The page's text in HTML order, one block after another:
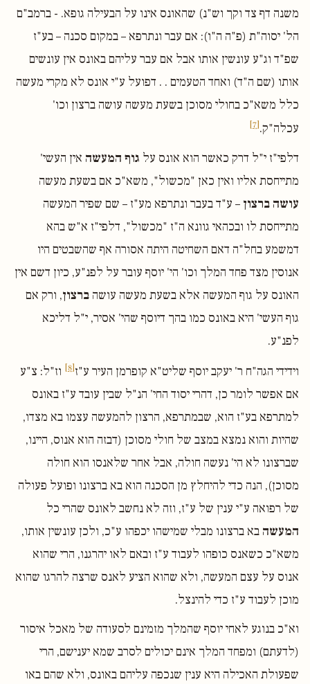
משנה דף צד וקך וש"נ) שהאונס אינו על הבעילה גופא. - ברמב"ם
הל' יסוה"ת (פ"ה ה"ו): אם עבר ונתרפא – במקום סכנה – בע"ז
שפ"ד וג"ע עונשין אותו אבל אם עבר עליהם באונס אין עונשים
אותו (שם ה"ד) ואחד הטעמים . . דפועל ע"י אונס לא מקרי מעשה
כלל משא"כ בחולי מסוכן בשעת מעשה עושה ברצון וכו'
עכלה"ק.[7]
דלפי"ז י"ל דרק כאשר הוא אונס על גוף המעשה אין העשי'
מתייחסת אליו ואין כאן "מכשול", משא"כ אם בשעת מעשה
עושה ברצון – ע"ד בעבר ונתרפא מע"ז – שם שפיר המעשה
מתייחסת לו ובכהאי גוונא ה"ז "מכשול", דלפי"ז א"ש בהא
דמשמע בחל"ה דאם השחיטה היתה אסורה אף שהשבטים היו
אנוסין מצד פחד המלך וכו' הי' יוסף עובר על לפנ"ע, כיון דשם אין
האונס על גוף המעשה אלא בשעת מעשה עושה ברצון, ורק אם
גוף העשי' היא באונס כמו בהך דיוסף שהי' אסיר, י"ל דליכא
לפנ"ע.
וידידי הגה"ח ר' יעקב יוסף שליט"א קופרמן העיר ע"ז[8]
וז"ל: צ"ע
אם אפשר לומר כן, דהרי יסוד החי' הנ"ל שבין עובד ע"ז באונס
למתרפא בע"ז הוא, שבמתרפא, הרצון להמעשה עצמו בא מצדו,
שהיות והוא נמצא במצב של חולי מסוכן (דבזה הוא אנוס, היינו,
שברצונו לא הי' נעשה חולה, אבל אחר שלאנסו הוא חולה
מסוכן), הנה כדי להיחלץ מן הסכנה הוא בא ברצונו ופועל פעולה
של רפואה ע"י ענין של ע"ז, וזה לא נחשב לאונס שהרי כל
המעשה בא ברצונו מבלי שמישהו יכפהו ע"כ, ולכן עונשין אותו,
משא"כ כשאנס כופהו לעבוד ע"ז ובאם לאו יהרגנו, הרי שהוא
אנוס על עצם המעשה, ולא שהוא הציע לאנס שרצה להרגו שהוא
מוכן לעבוד ע"ז כדי להינצל.
וא"כ בנוגע לאחי יוסף שהמלך מזמינם לסעודה של מאכל איסור
(לדעתם) ומפחד המלך אינם יכולים לסרב שמא יענישם, הרי
שפעולת האכילה היא ענין שנכפה עליהם באונס, ולא שהם באו